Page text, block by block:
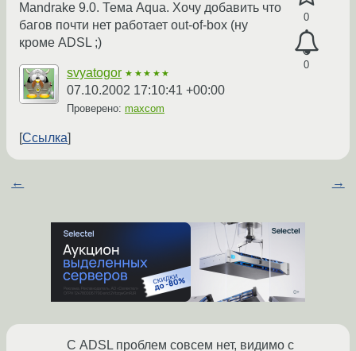
0
0
Mandrake 9.0. Тема Aqua. Хочу добавить что
багов почти нет работает out-of-box (ну
кроме ADSL ;)
svyatogor ★★★★★
07.10.2002 17:10:41 +00:00
Проверено: maxcom
Ссылка
← →
С ADSL проблем совсем нет, видимо с